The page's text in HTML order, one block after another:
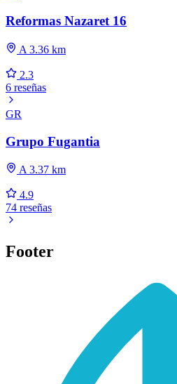
Reformas Nazaret 16
A 3.36 km
2.3
6 reseñas
GR
Grupo Fugantia
A 3.37 km
4.9
74 reseñas
Footer